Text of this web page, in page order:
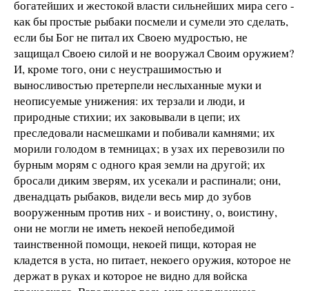
богатейших и жестокой власти сильнейших мира сего -
как бы простые рыбаки посмели и сумели это сделать,
если бы Бог не питал их Своею мудростью, не
защищал Своею силой и не вооружал Своим оружием?
И, кроме того, они с неустрашимостью и
выносливостью претерпели неслыханные муки и
неописуемые унижения: их терзали и люди, и
природные стихии; их заковывали в цепи; их
преследовали насмешками и побивали камнями; их
морили голодом в темницах; в узах их перевозили по
бурным морям с одного края земли на другой; их
бросали диким зверям, их усекали и распинали; они,
двенадцать рыбаков, видели весь мир до зубов
вооруженным против них - и воистину, о, воистину,
они не могли не иметь некоей непобедимой
таинственной помощи, некоей пищи, которая не
кладется в уста, но питает, некоего оружия, которое не
держат в руках и которое не видно для войска